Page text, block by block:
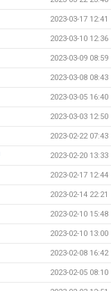
2023-03-17 12:41
2023-03-10 12:36
2023-03-09 08:59
2023-03-08 08:43
2023-03-05 16:40
2023-03-03 12:50
2023-02-22 07:43
2023-02-20 13:33
2023-02-17 12:44
2023-02-14 22:21
2023-02-10 15:48
2023-02-10 13:00
2023-02-08 16:42
2023-02-05 08:10